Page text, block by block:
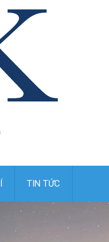
TIN TỨC